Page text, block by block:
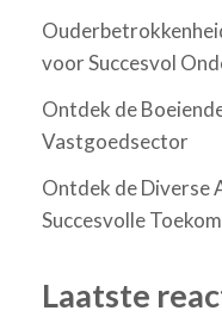
voor Succesvol
Ontdek de
Vastgoedsector
Ontdek de Diverse
Succesvolle
Laatste